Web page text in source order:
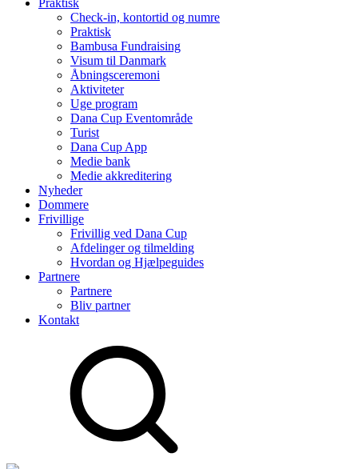
Praktisk
Check-in, kontortid og numre
Praktisk
Bambusa Fundraising
Visum til Danmark
Åbningsceremoni
Aktiviteter
Uge program
Dana Cup Eventområde
Turist
Dana Cup App
Medie bank
Medie akkreditering
Nyheder
Dommere
Frivillige
Frivillig ved Dana Cup
Afdelinger og tilmelding
Hvordan og Hjælpeguides
Partnere
Partnere
Bliv partner
Kontakt